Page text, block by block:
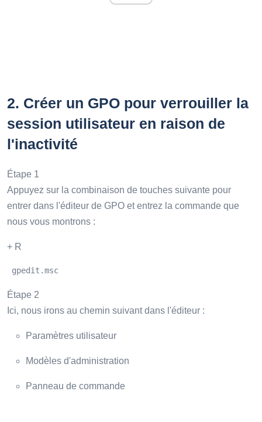
2. Créer un GPO pour verrouiller la
session utilisateur en raison de
l'inactivité
Étape 1
Appuyez sur la combinaison de touches suivante pour
entrer dans l'éditeur de GPO et entrez la commande que
nous vous montrons :
+ R
gpedit.msc
Étape 2
Ici, nous irons au chemin suivant dans l'éditeur :
Paramètres utilisateur
Modèles d'administration
Panneau de commande